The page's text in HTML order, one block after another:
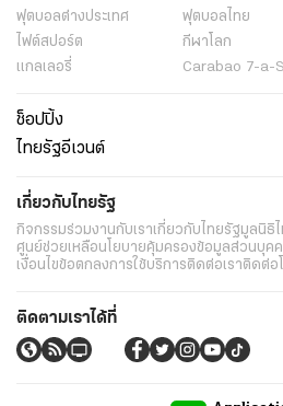
ฟุตบอลต่่างประเทศ ฟุตบอลไทย
ไฟต์สปอร์ต
กีฬาโลก
แกลเลอรี่
Carabao 7-a-
ช็อปปิ้ง
ไทยรัฐอีเวนต์
เกี่ยวกับไทยรัฐ
กิจกรรมร่วมงานกับเราเกี่ยวกับไทยรัฐมูลนิธิ
ศูนย์ช่วยเหลือนโยบายคุ้มครองข้อมูลส่วนบุค
เงื่อนไขข้อตกลงการใช้บริการติดต่อเราติดต่อ
ติดตามเราได้ที่